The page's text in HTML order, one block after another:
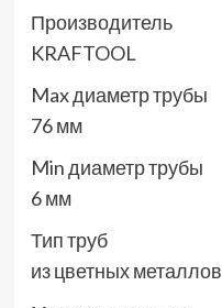
Производитель
KRAFTOOL
Max диаметр трубы
76 мм
Min диаметр трубы
6 мм
Тип труб
из цветных металлов